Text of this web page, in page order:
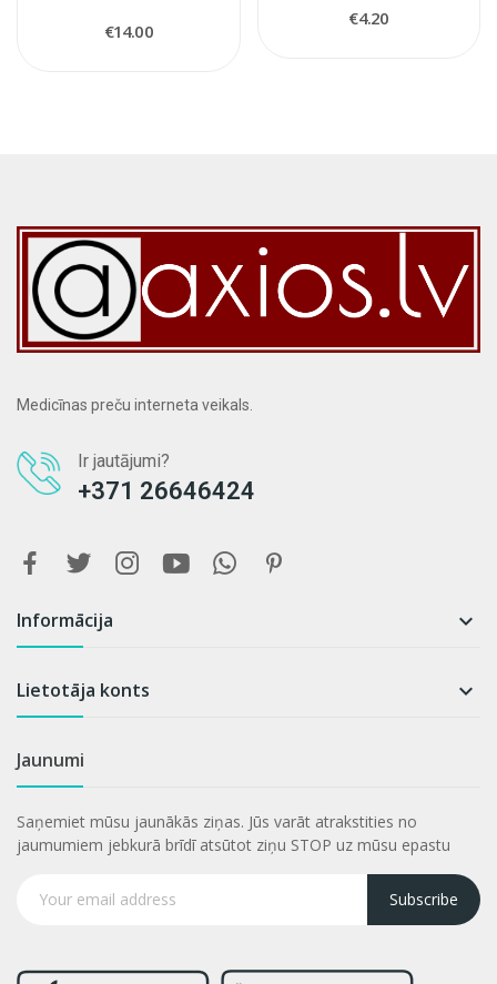
€14.00
€4.20
Medicīnas preču interneta veikals.
Ir jautājumi?
+371 26646424
Informācija 
Lietotāja konts 
Jaunumi
Saņemiet mūsu jaunākās ziņas. Jūs varāt atrakstities no
jaumumiem jebkurā brīdī atsūtot ziņu STOP uz mūsu epastu
Subscribe